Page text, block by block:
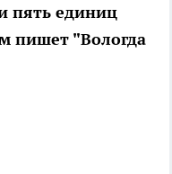
пять единиц
пишет "Вологда